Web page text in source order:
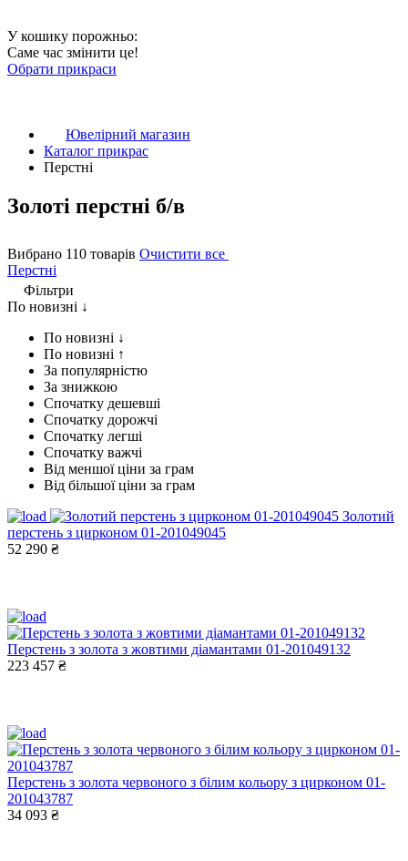
У кошику порожньо:
Саме час змінити це!
Обрати прикраси
Ювелірний магазин
Каталог прикрас
Перстні
Золоті перстні б/в
Вибрано 110 товарів Очистити все
Перстні
Фільтри
По новизні ↓
По новизні ↓
По новизні ↑
За популярністю
За знижкою
Спочатку дешевші
Спочатку дорожчі
Спочатку легші
Спочатку важчі
Від меншої ціни за грам
Від більшої ціни за грам
Золотий
перстень з цирконом 01-201049045
52 290 ₴
Перстень з золота з жовтими діамантами 01-201049132
223 457 ₴
Перстень з золота червоного з білим кольору з цирконом 01-
201043787
34 093 ₴